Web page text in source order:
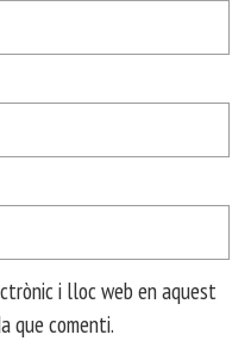
i lloc web en aquest
que comenti.